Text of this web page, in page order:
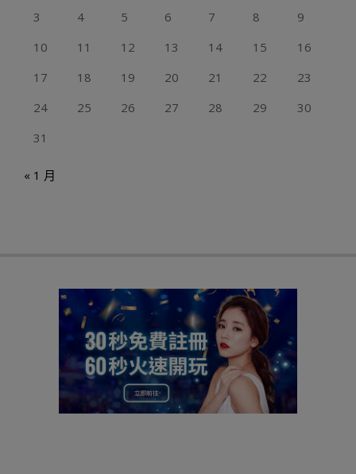
3
4 5 6 7 8
9
10
11 12 13 14 15
16
17
18 19 20 21 22
23
24
25 26 27 28 29
30
31
« 1 月